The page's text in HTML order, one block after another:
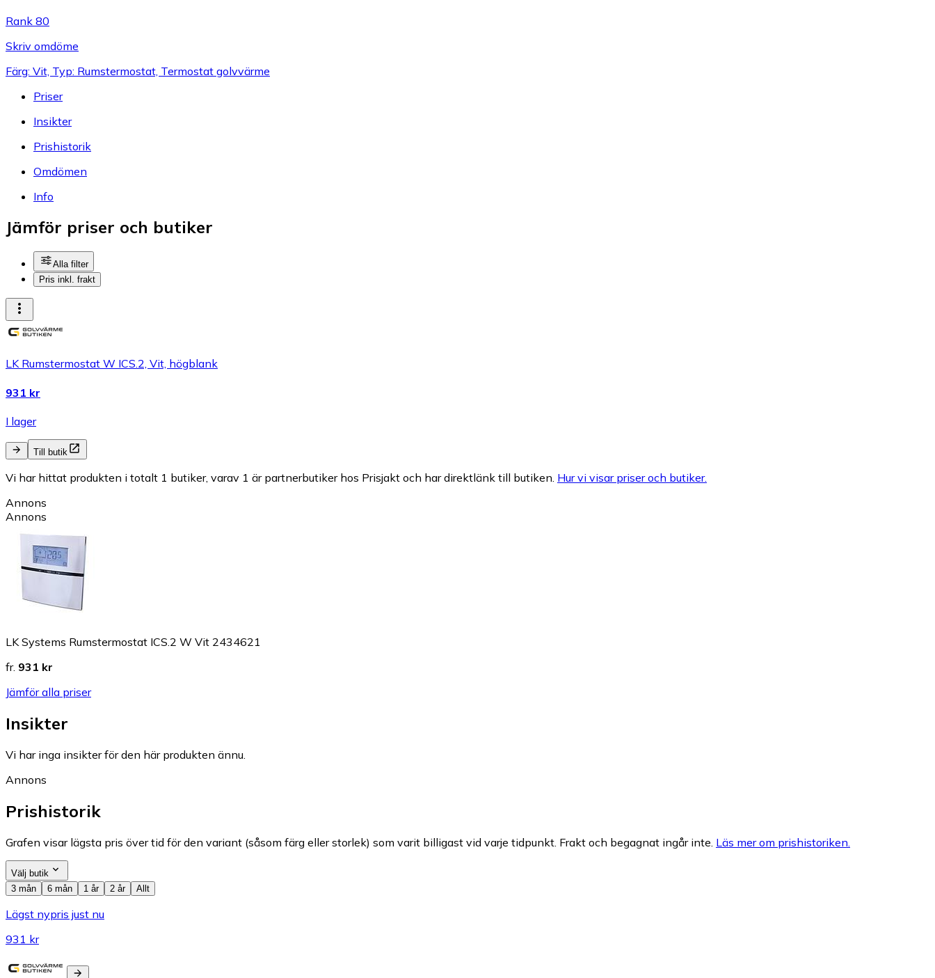
Rank 80
Skriv omdöme
Färg: Vit, Typ: Rumstermostat, Termostat golvvärme
Priser
Insikter
Prishistorik
Omdömen
Info
Jämför priser och butiker
Alla filter
Pris inkl. frakt
LK Rumstermostat W ICS.2, Vit, högblank
931 kr
I lager
Till butik
Vi har hittat produkten i totalt 1 butiker, varav 1 är partnerbutiker hos Prisjakt och har direktlänk till butiken. Hur vi visar priser och butiker.
Annons
Annons
LK Systems Rumstermostat ICS.2 W Vit 2434621
fr. 931 kr
Jämför alla priser
Insikter
Vi har inga insikter för den här produkten ännu.
Annons
Prishistorik
Grafen visar lägsta pris över tid för den variant (såsom färg eller storlek) som varit billigast vid varje tidpunkt. Frakt och begagnat ingår inte. Läs mer om prishistoriken.
Välj butik
3 mån
6 mån 1 år 2 år Allt
Lägst nypris just nu
931 kr